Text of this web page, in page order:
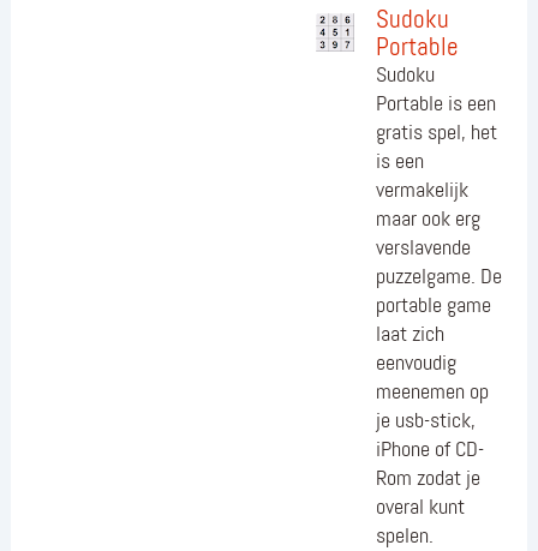
Sudoku
Portable
Sudoku
Portable is een
gratis spel, het
is een
vermakelijk
maar ook erg
verslavende
puzzelgame. De
portable game
laat zich
eenvoudig
meenemen op
je usb-stick,
iPhone of CD-
Rom zodat je
overal kunt
spelen.